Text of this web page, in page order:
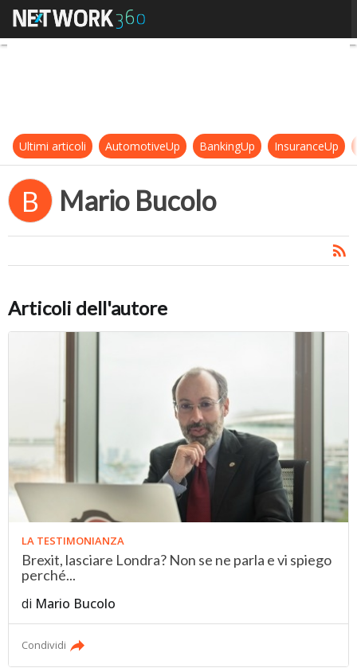
Mario Bucolo
Ultimi articoli AutomotiveUp BankingUp InsuranceUp
B Mario Bucolo
Articoli dell'autore
LA TESTIMONIANZA
Brexit, lasciare Londra? Non se ne parla e vi spiego
perché...
di Mario Bucolo
Condividi